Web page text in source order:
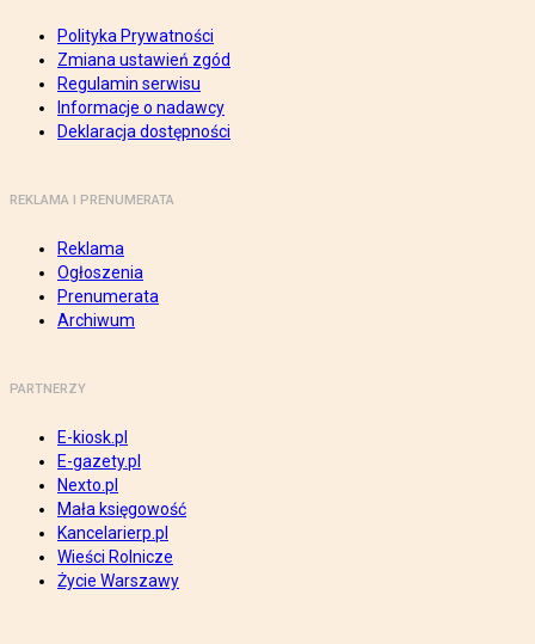
Polityka Prywatności
Zmiana ustawień zgód
Regulamin serwisu
Informacje o nadawcy
Deklaracja dostępności
REKLAMA I PRENUMERATA
Reklama
Ogłoszenia
Prenumerata
Archiwum
PARTNERZY
E-kiosk.pl
E-gazety.pl
Nexto.pl
Mała księgowość
Kancelarierp.pl
Wieści Rolnicze
Życie Warszawy